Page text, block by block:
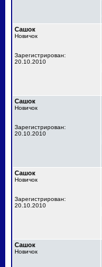
Сашок
Новичок
Зарегистрирован:
20.10.2010
Сашок
Новичок
Зарегистрирован:
20.10.2010
Сашок
Новичок
Зарегистрирован:
20.10.2010
Сашок
Новичок